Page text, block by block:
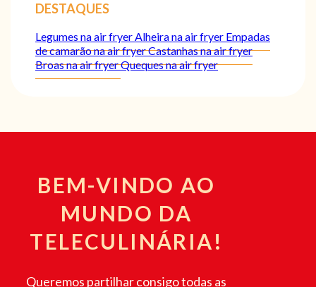
DESTAQUES
Legumes na air fryerAlheira na air fryer Empadas
de camarão na air fryerCastanhas na air fryer
Broas na air fryerQueques na air fryer
BEM-VINDO AO
MUNDO DA
TELECULINÁRIA!
Queremos partilhar consigo todas as